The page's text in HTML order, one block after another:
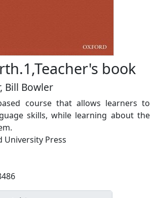
book
, Bill Bowler
course that allows learners to
skills, while learning about the
University Press